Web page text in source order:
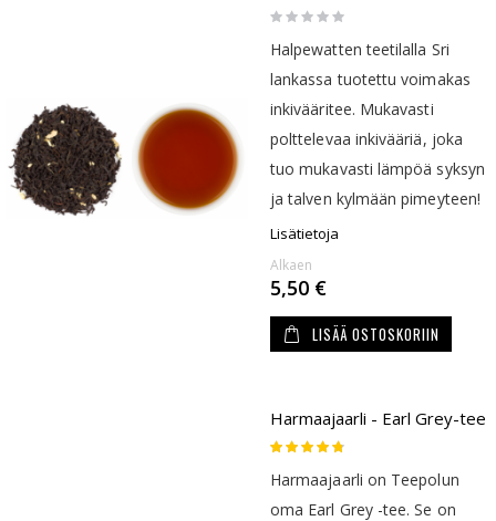
Rating:
0%
Halpewatten teetilalla Sri
lankassa tuotettu voimakas
inkivääritee. Mukavasti
polttelevaa inkivääriä, joka
tuo mukavasti lämpöä syksyn
ja talven kylmään pimeyteen!
Lisätietoja
Alkaen
5,50 €
LISÄÄ OSTOSKORIIN
Harmaajaarli - Earl Grey-tee
Rating:
90
% of 100
Harmaajaarli on Teepolun
oma Earl Grey -tee. Se on